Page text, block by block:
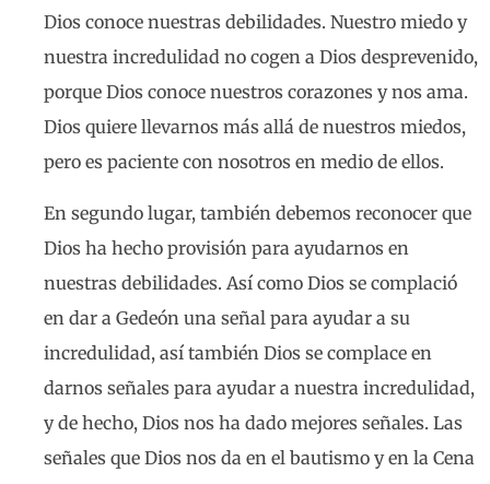
Dios conoce nuestras debilidades. Nuestro miedo y
nuestra incredulidad no cogen a Dios desprevenido,
porque Dios conoce nuestros corazones y nos ama.
Dios quiere llevarnos más allá de nuestros miedos,
pero es paciente con nosotros en medio de ellos.
En segundo lugar, también debemos reconocer que
Dios ha hecho provisión para ayudarnos en
nuestras debilidades. Así como Dios se complació
en dar a Gedeón una señal para ayudar a su
incredulidad, así también Dios se complace en
darnos señales para ayudar a nuestra incredulidad,
y de hecho, Dios nos ha dado mejores señales. Las
señales que Dios nos da en el bautismo y en la Cena